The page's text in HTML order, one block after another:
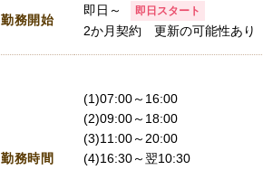
勤務開始
即日～ 即日スタート
2か月契約 更新の可能性あり
勤務時間
(1)07:00～16:00
(2)09:00～18:00
(3)11:00～20:00
(4)16:30～翌10:30